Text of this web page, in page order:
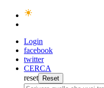
Login
facebook
twitter
CERCA
reset